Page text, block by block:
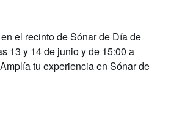
el recinto de Sónar de Día de
13 y 14 de junioyde 15:00 a
tu experiencia en Sónar de